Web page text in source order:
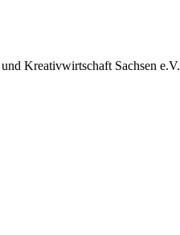
Kreativwirtschaft Sachsen e.V.